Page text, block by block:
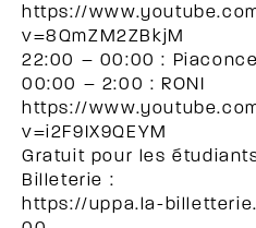
https://
v=8QmZM2ZBkjM
22:00 – 00:00 :
00:00 – 2:00 : RONI
https://
v=i2F9IX9QEYM
Gratuit pour les
Billeterie :
https://uppa.la-